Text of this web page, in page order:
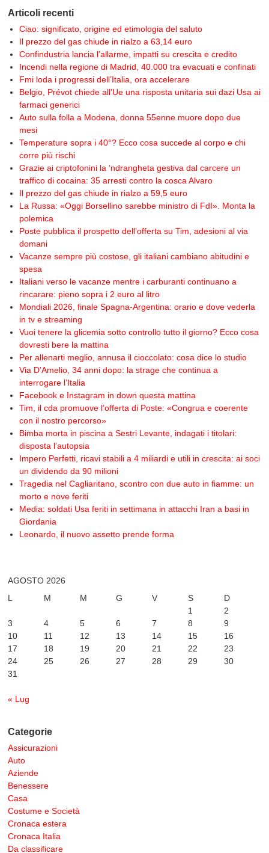
Articoli recenti
Ciao: significato, origine ed etimologia del saluto
Il prezzo del gas chiude in rialzo a 63,14 euro
Confindustria lancia l’allarme, impatti su crescita e credito
Incendi nella regione di Madrid, 40.000 tra evacuati e confinati
Fmi loda i progressi dell’Italia, ora accelerare
Belgio, Prévot chiede all’Ue una risposta unitaria sui dazi Usa ai
farmaci generici
Auto sulla folla a Modena, donna 55enne muore dopo due
mesi
Temperature sopra i 40°? Ecco cosa succede al corpo e chi
corre più rischi
Grazie ai criptofonini la ‘ndrangheta gestiva dal carcere un
traffico di cocaina: 35 arresti contro la cosca Alvaro
Il prezzo del gas chiude in rialzo a 59,5 euro
La Russa: «Oggi Borsellino sarebbe ministro di FdI». Monta la
polemica
Poste pubblica il prospetto dell’offerta su Tim, adesioni al via
domani
Vacanze sempre più costose, gli italiani cambiano abitudini e
spesa
Italiani verso le vacanze mentre i carburanti continuano a
rincarare: pieno sopra i 2 euro al litro
Mondiali 2026, finale Spagna-Argentina: orario e dove vederla
in tv e streaming
Vuoi tenere la glicemia sotto controllo tutto il giorno? Ecco cosa
dovresti bere la mattina
Per allenarti meglio, annusa il cioccolato: cosa dice lo studio
Via D’Amelio, 34 anni dopo: la strage che continua a
interrogare l’Italia
Facebook e Instagram in down questa mattina
Tim, il cda promuove l’offerta di Poste: «Congrua e coerente
con il nostro percorso»
Bimba morta in piscina a Sestri Levante, indagati i titolari:
disposta l’autopsia
Impero Perfetti, ricavi stabili a 4 miliardi e utili in crescita: ai soci
un dividendo da 90 milioni
Tragedia nel Cagliaritano, scontro con due auto in fiamme: un
morto e nove feriti
Media: soldati Usa feriti in settimana in attacchi Iran a basi in
Giordania
Leonardo, il nuovo assetto prende forma
AGOSTO 2026
L
M M G V S
D
1
2
3
4 5 6 7 8
9
10
11 12 13 14 15
16
17
18 19 20 21 22
23
24
25 26 27 28 29
30
31
« Lug
Categorie
Assicurazioni
Auto
Aziende
Benessere
Casa
Costume e Società
Cronaca estera
Cronaca Italia
Da classificare